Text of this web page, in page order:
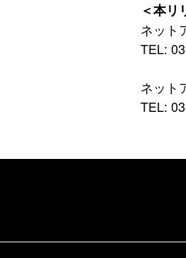
＜本リ
ネット
TEL:
ネット
TEL: